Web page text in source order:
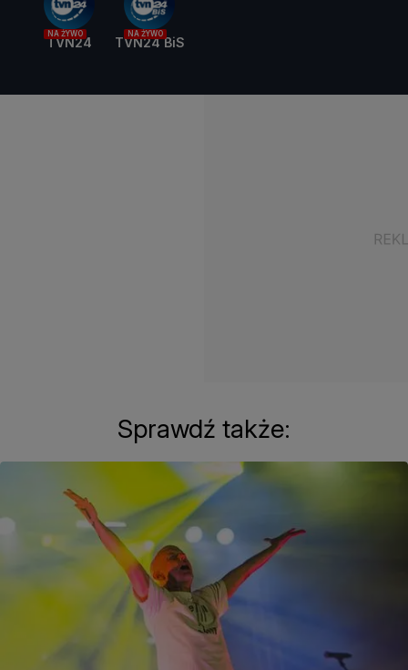
NA ŻYWO
TVN24
NA ŻYWO
TVN24 BiS
Sprawdź także: